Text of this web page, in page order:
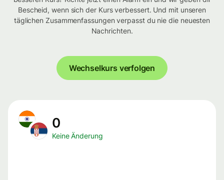
Bescheid, wenn sich der Kurs verbessert. Und mit unseren
täglichen Zusammenfassungen verpasst du nie die neuesten
Nachrichten.
Wechselkurs verfolgen
0
Keine Änderung